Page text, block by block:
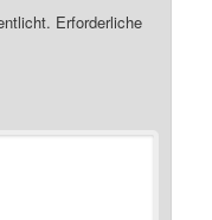
Erforderliche